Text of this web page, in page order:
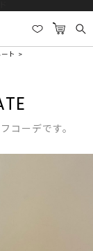
ト
コーデです。